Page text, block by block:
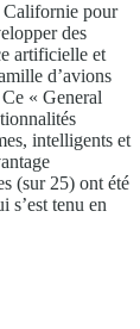
Californie pour
des
artificielle et
d’avions
« General
intelligents et
(sur 25) ont été
tenu en